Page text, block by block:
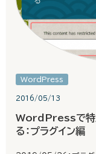
WordPress
2016/05/13
WordPressで特
る：プラグイン編